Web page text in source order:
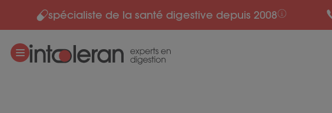
Skip to contentspécialiste de la santé digestive depuis 2008